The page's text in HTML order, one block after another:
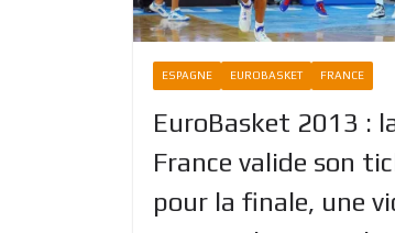
ESPAGNE EUROBASKET FRANCE
EuroBasket 2013 :
France valide son
pour la finale, une